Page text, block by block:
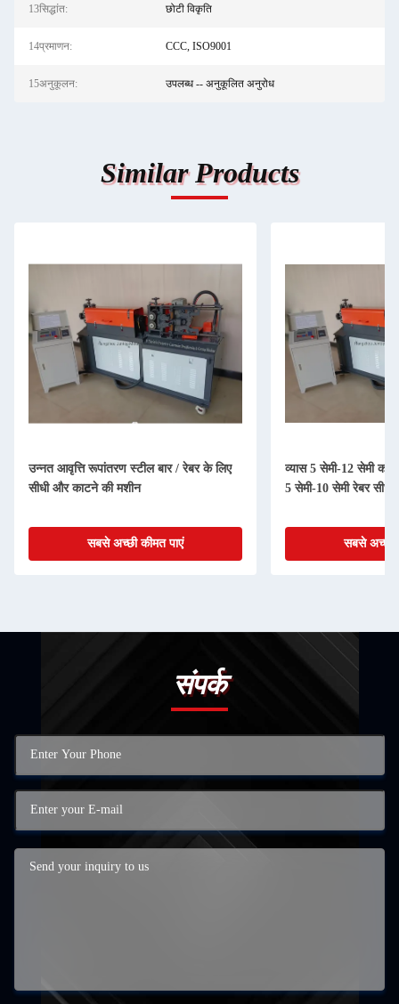
13सिद्धांत: छोटी विकृति
14प्रमाणन: CCC, ISO9001
15अनुकूलन: उपलब्ध -- अनुकूलित अनुरोध
Similar Products
उन्नत आवृत्ति रूपांतरण स्टील बार / रेबर के लिए
सीधी और काटने की मशीन
सबसे अच्छी कीमत पाएं
व्यास 5 सेमी-12 सेमी
5 सेमी-10 सेमी रेबर
सबसे अच्छी
संपर्क